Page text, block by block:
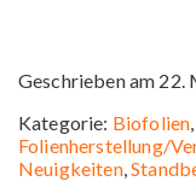
Geschrieben am 22.
Kategorie: Biofolien,
Folienherstellung/
Neuigkeiten,